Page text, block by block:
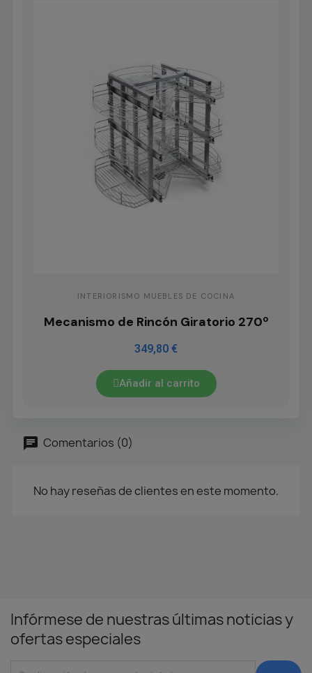
INTERIORISMO MUEBLES DE COCINA
Mecanismo de Rincón Giratorio 270º
349,80 €
Añadir al carrito
Comentarios (0)
No hay reseñas de clientes en este momento.
Infórmese de nuestras últimas noticias y
ofertas especiales